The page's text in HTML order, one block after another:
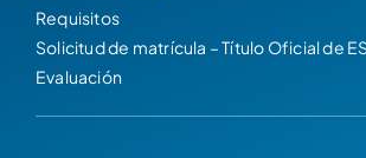
Requisitos
Solicitud de matrícula – Título Oficial de
Evaluación